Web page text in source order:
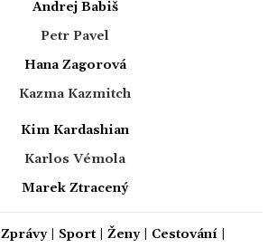
Andrej Babiš
Petr Pavel
Hana Zagorová
Kazma Kazmitch
Kim Kardashian
Karlos Vémola
Marek Ztracený
Zprávy| Sport| Ženy| Cestování|